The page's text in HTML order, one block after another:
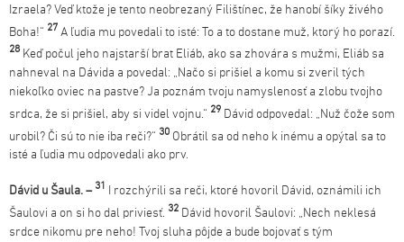
Izraela? Veď ktože je tento neobrezaný Filištínec, že hanobí šíky živého
Boha!“ 27 A ľudia mu povedali to isté: To a to dostane muž, ktorý ho porazí.
28 Keď počul jeho najstarší brat Eliáb, ako sa zhovára s mužmi, Eliáb sa
nahneval na Dávida a povedal: „Načo si prišiel a komu si zveril tých
niekoľko oviec na pastve? Ja poznám tvoju namyslenosť a zlobu tvojho
srdca, že si prišiel, aby si videl vojnu.“ 29 Dávid odpovedal: „Nuž čože som
urobil? Či sú to nie iba reči?“ 30 Obrátil sa od neho k inému a opýtal sa to
isté a ľudia mu odpovedali ako prv.
Dávid u Šaula. – 31 I rozchýrili sa reči, ktoré hovoril Dávid, oznámili ich
Šaulovi a on si ho dal priviesť. 32 Dávid hovoril Šaulovi: „Nech neklesá
srdce nikomu pre neho! Tvoj sluha pôjde a bude bojovať s tým